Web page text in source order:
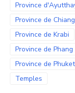
Province
Province de
Province de Krabi
Province de Phang
Province de Phuket
Temples